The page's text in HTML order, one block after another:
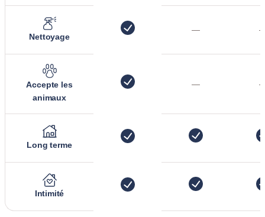
Nettoyage
—
Accepte les
animaux
—
Long terme
Intimité